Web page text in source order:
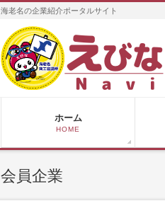
海老名の企業紹介ポータルサイト
ホーム
HOME
会員企業